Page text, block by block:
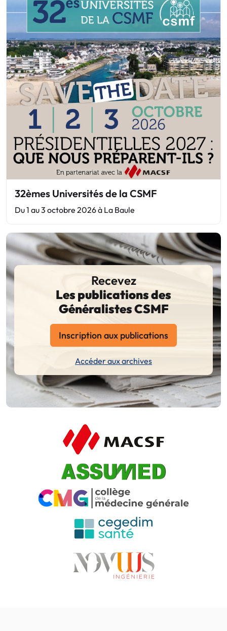
32èmes Universités de la CSMF
Du 1 au 3 octobre 2026 à La Baule
Recevez
Les publications des
Généralistes CSMF
Inscription aux publications
Accéder aux archives